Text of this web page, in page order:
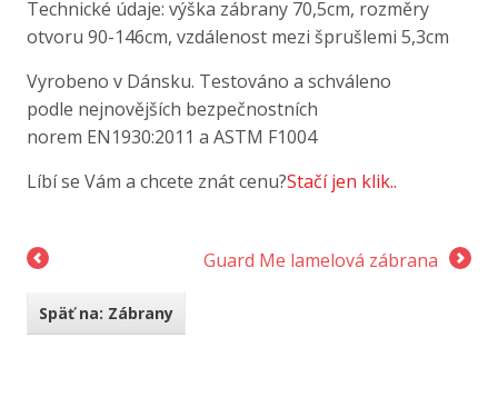
Technické údaje: výška zábrany 70,5cm, rozměry
otvoru 90-146cm, vzdálenost mezi šprušlemi 5,3cm
Vyrobeno v Dánsku. Testováno a schváleno
podle nejnovějších bezpečnostních
norem EN1930:2011 a ASTM F1004
Líbí se Vám a chcete znát cenu?Stačí jen klik..
Guard Me lamelová zábrana
Späť na: Zábrany